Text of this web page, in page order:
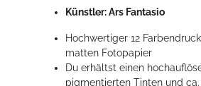
Künstler: Ars Fantasio
Hochwertiger 12
matten Fotopapier
Du erhältst einen
pigmentierten Tinten und